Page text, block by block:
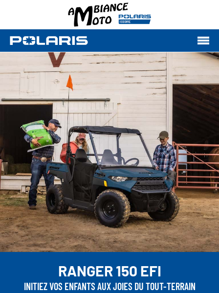
RANGER 150 EFI
INITIEZ VOS ENFANTS AUX JOIES DU TOUT-TERRAIN